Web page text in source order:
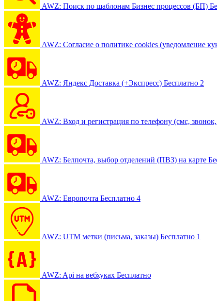
AWZ: Поиск по шаблонам Бизнес процессов (БП)
AWZ: Согласие о политике cookies (уведомление
AWZ: Яндекс Доставка (+Экспресс) Бесплатно 2
AWZ: Вход и регистрация по телефону (смс, звонок,
AWZ: Белпочта, выбор отделений (ПВЗ) на карте
AWZ: Европочта Бесплатно 4
AWZ: UTM метки (письма, заказы) Бесплатно 1
AWZ: Api на вебхуках Бесплатно